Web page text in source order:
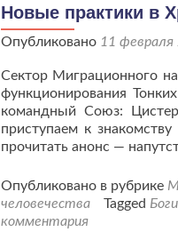
Новые практики в
Опубликовано 11
Сектор Миграционного
функционирования
командный Союз:
приступаем к
прочитать анонс —
Опубликовано в рубрике
человечества
Tagged
комментария